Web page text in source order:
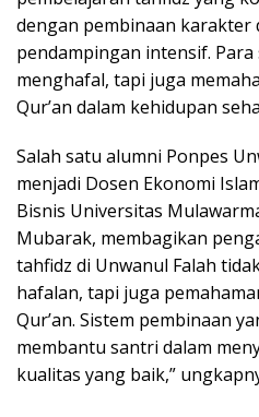
dengan pembinaan karakter
pendampingan intensif.
menghafal, tapi juga
Qur’an dalam kehidupan
Salah satu alumni Ponpes
menjadi Dosen Ekonomi
Bisnis Universitas
Mubarak, membagikan
tahfidz di Unwanul Falah
hafalan, tapi juga
Qur’an. Sistem pembinaan
membantu santri dalam
kualitas yang baik,”